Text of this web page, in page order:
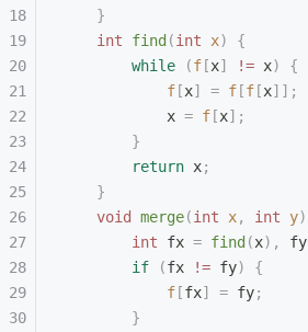
    }
    int
find (int x)
{
        while
(f [x] != x)
{
            f
[x] = f [f [x]];
            x
= f [x];
        }
        return
x;
    }
    void
merge(int x, int y)
        int
fx = find (x), fy
        if
(fx != fy)
{
            f
[fx] = fy;
        }